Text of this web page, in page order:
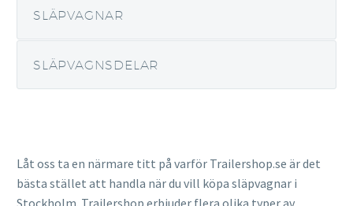
SLÄPVAGNAR
SLÄPVAGNSDELAR
Låt oss ta en närmare titt på varför Trailershop.se är det
bästa stället att handla när du vill köpa släpvagnar i
Stockholm. Trailershop erbjuder flera olika typer av